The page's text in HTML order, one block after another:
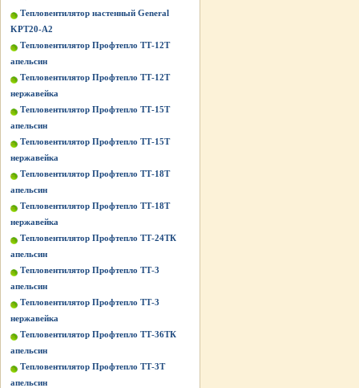
Тепловентилятор настенный General
KPT20-A2
Тепловентилятор Профтепло ТТ-12Т
апельсин
Тепловентилятор Профтепло ТТ-12Т
нержавейка
Тепловентилятор Профтепло ТТ-15Т
апельсин
Тепловентилятор Профтепло ТТ-15Т
нержавейка
Тепловентилятор Профтепло ТТ-18Т
апельсин
Тепловентилятор Профтепло ТТ-18Т
нержавейка
Тепловентилятор Профтепло ТТ-24ТК
апельсин
Тепловентилятор Профтепло ТТ-3
апельсин
Тепловентилятор Профтепло ТТ-3
нержавейка
Тепловентилятор Профтепло ТТ-36ТК
апельсин
Тепловентилятор Профтепло ТТ-3Т
апельсин